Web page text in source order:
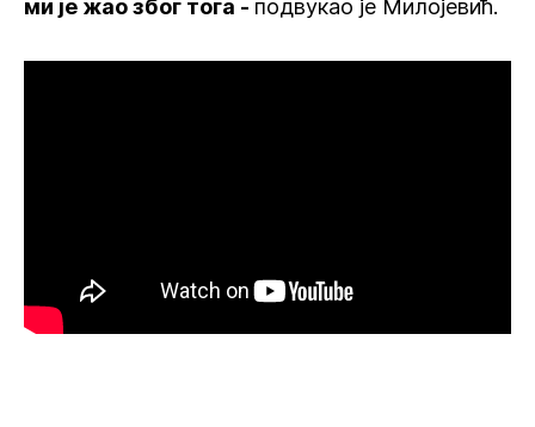
ми је жао због тога - подвукао је Милојевић.